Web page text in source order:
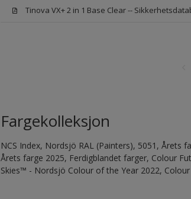
Tinova VX+ 2 in 1 Base Clear --
Fargekolleksjon
NCS Index, Nordsjö RAL (Painters), 5051,
Årets farge 2025, Ferdigblandet farger, Colour
Skies™ - Nordsjö Colour of the Year 2022,